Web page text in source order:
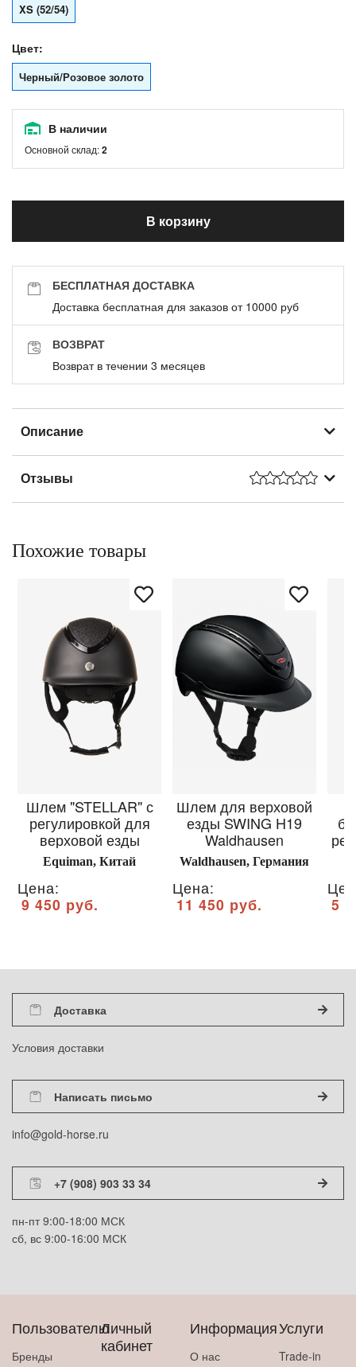
XS (52/54)
Цвет:
Черный/Розовое золото
В наличии
Основной склад:2
В корзину
БЕСПЛАТНАЯ ДОСТАВКА
Доставка бесплатная для заказов от 10000 руб
ВОЗВРАТ
Возврат в течении 3 месяцев
Описание
Отзывы
Похожие товары
Шлем "STELLAR" с
регулировкой для
верховой езды
Equiman, Китай
Цена:
9 450 руб.
Шлем для верховой
езды SWING H19
Waldhausen
Waldhausen, Германия
Цена:
11 450 руб.
5
Доставка
Условия доставки
Написать письмо
info@gold-horse.ru
+7 (908) 903 33 34
пн-пт 9:00-18:00 МСК
сб, вс 9:00-16:00 МСК
Пользователю
Бренды
Личный
кабинет
Информация
О нас
Услуги
Trade-in